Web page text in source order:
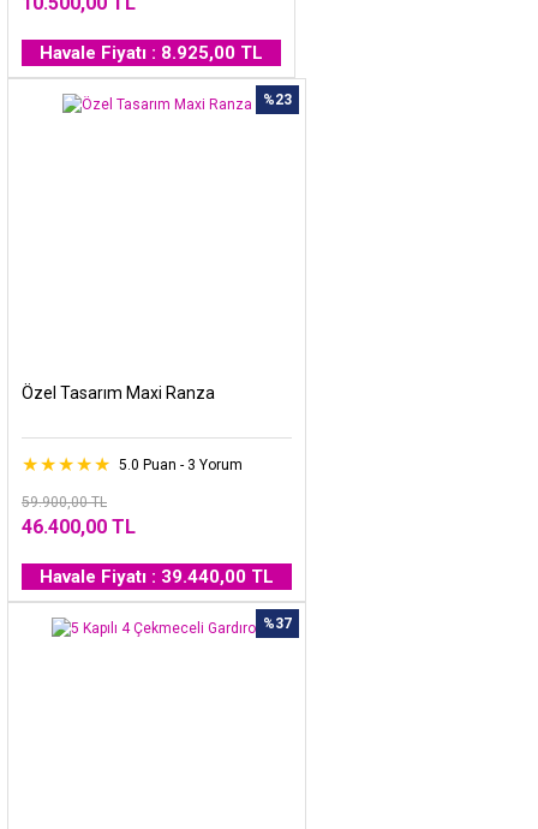
Havale Fiyatı : 8.925,00 TL
%23
Özel Tasarım Maxi Ranza
5.0 Puan - 3 Yorum
59.900,00 TL
46.400,00 TL
Havale Fiyatı : 39.440,00 TL
%37